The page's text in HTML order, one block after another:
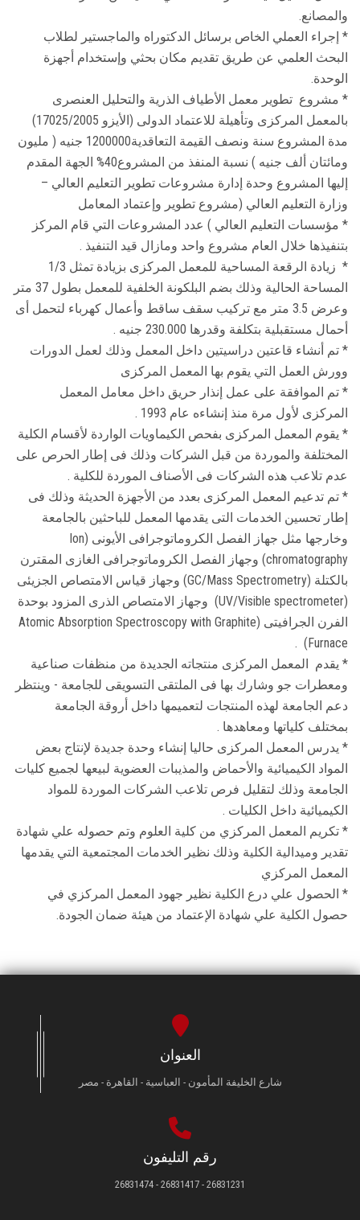
والمصانع.
* إجراء العملي الخاص برسائل الدكتوراه والماجستير لطلاب
البحث العلمي عن طريق تقديم مكان بحثي وإستخدام أجهزة
الوحدة.
* مشروع تطوير معمل الأطياف الذرية والتحليل العنصرى
بالمعمل المركزى وتأهيلة للاعتماد الدولى (الأيزو 17025/2005)
مدة المشروع سنة ونصف القيمة التعاقدية1200000 جنيه ( مليون
ومائتان ألف جنيه ) نسبة المنفذ من المشروع40% الجهة المقدم
إليها المشروع وحدة إدارة مشروعات تطوير التعليم العالي –
وزارة التعليم العالي (مشروع تطوير وإعتماد المعامل
* مؤسسات التعليم العالي ) عدد المشروعات التي قام المركز
بتنفيذها خلال العام مشروع واحد ومازال قيد التنفيذ .
* زيادة الرقعة المساحية للمعمل المركزى بزيادة تمثل 1/3
المساحة الحالية وذلك بضم البلكونة الخلفية للمعمل بطول 37 متر
وعرض 3.5 متر مع تركيب سقف ساقط وأعمال كهرباء لتحمل أى
أحمال مستقبلية بتكلفة وقدرها 230.000 جنيه .
* تم أنشاء قاعتين دراسيتين داخل المعمل وذلك لعمل الدورات
وورش العمل التي يقوم بها المعمل المركزى
* تم الموافقة على عمل إنذار حريق داخل معامل المعمل
المركزى لأول مرة منذ إنشاءه عام 1993 .
* يقوم المعمل المركزى بفحص الكيماويات الواردة لأقسام الكلية
المختلفة والموردة من قبل الشركات وذلك فى إطار الحرص على
عدم تلاعب هذه الشركات فى الأصناف الموردة للكلية .
* تم تدعيم المعمل المركزى بعدد من الأجهزة الحديثة وذلك فى
إطار تحسين الخدمات التى يقدمها المعمل للباحثين بالجامعة
وخارجها مثل جهاز الفصل الكروماتوجرافى الأيونى (Ion
chromatography) وجهاز الفصل الكروماتوجرافى الغازى المقترن
بالكتلة (GC/Mass Spectrometry) وجهاز قياس الامتصاص الجزيئى
(UV/Visible spectrometer) وجهاز الامتصاص الذرى المزود بوحدة
الفرن الجرافيتى (Atomic Absorption Spectroscopy with Graphite
Furnace) .
* يقدم المعمل المركزى منتجاته الجديدة من منظفات صناعية
ومعطرات جو وشارك بها فى الملتقى التسويقى للجامعة - وينتظر
دعم الجامعة لهذه المنتجات لتعميمها داخل أروقة الجامعة
بمختلف كلياتها ومعاهدها .
* يدرس المعمل المركزى حاليا إنشاء وحدة جديدة لإنتاج بعض
المواد الكيميائية والأحماض والمذيبات العضوية لبيعها لجميع كليات
الجامعة وذلك لتقليل فرص تلاعب الشركات الموردة للمواد
الكيميائية داخل الكليات .
* تكريم المعمل المركزي من كلية العلوم وتم حصوله علي شهادة
تقدير وميدالية الكلية وذلك نظير الخدمات المجتمعية التي يقدمها
المعمل المركزي
* الحصول علي درع الكلية نظير جهود المعمل المركزي في
حصول الكلية علي شهادة الإعتماد من هيئة ضمان الجودة.
العنوان
شارع الخليفة المأمون - العباسية - القاهرة - مصر
رقم التليفون
26831231 - 26831417 - 26831474